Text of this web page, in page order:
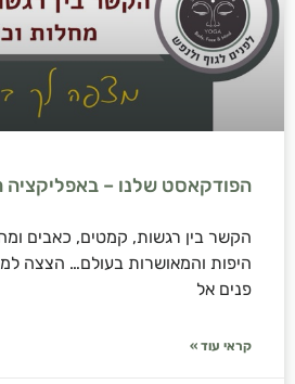
הפודקאסט שלנו – באפליקציה
הקשר בין רגשות, קמטים, כאבים
היפות והמאושרות בעולם… הצצה
פנים אל
קראי עוד »